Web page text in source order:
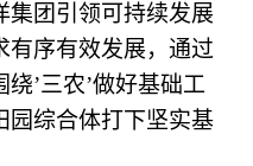
集团引领可持续发展
有序有效发展，通过
’三农’做好基础工
园综合体打下坚实基